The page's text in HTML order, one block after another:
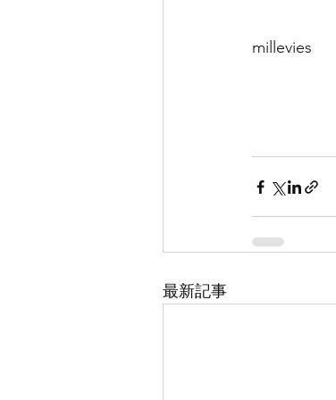
millevies
最新記事